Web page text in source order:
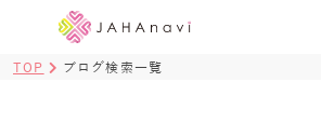
TOP ブログ検索一覧